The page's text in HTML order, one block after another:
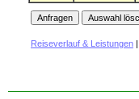
Reiseverlauf & Leistungen |